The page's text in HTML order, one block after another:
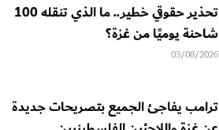
تحذير حقوقي خطير.. ما الذي تنقله 100
شاحنة يوميًا من غزة؟
03/08/2026
ترامب يفاجئ الجميع بتصريحات جديدة